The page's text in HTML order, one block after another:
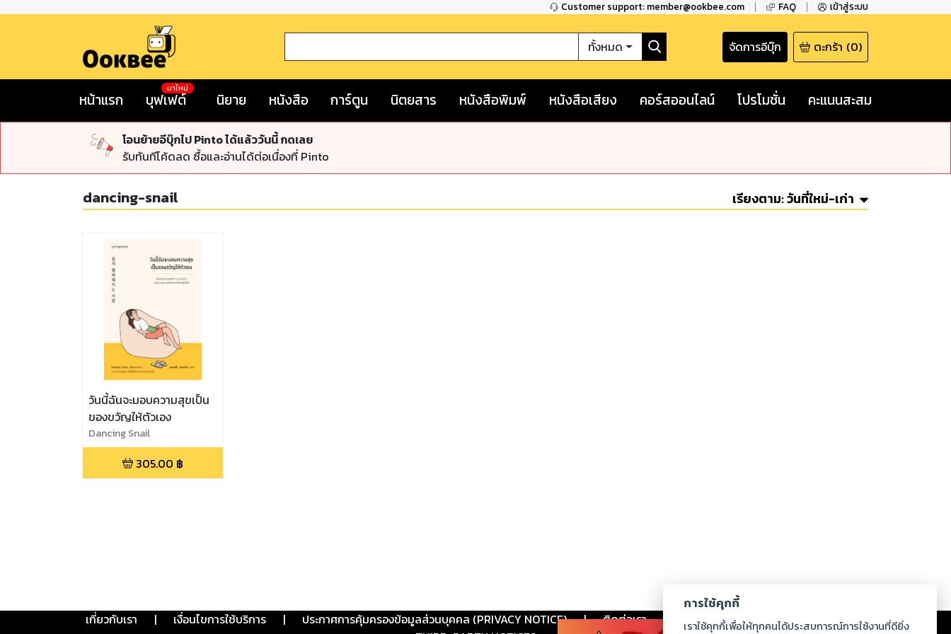
Customer support: member@ookbee.com FAQ เข้าสู่ระบบ
ทั้งหมด จัดการอีบุ๊ก ตะกร้า (0)
หน้าแรก บุฟเฟต์
มาใหม่
นิยาย หนังสือ การ์ตูน นิตยสาร หนังสือพิมพ์ หนังสือเสียง คอร์สออนไลน์ โปรโมชั่น คะแนนสะสม
โอนย้ายอีบุ๊กไป Pinto ได้แล้ววันนี้ กดเลย
รับทันทีโค้ดลด ซื้อและอ่านได้ต่อเนื่องที่ Pinto
dancing-snail เรียงตาม:วันที่ใหม่-เก่า
วันนี้ฉันจะมอบความสุขเป็น
ของขวัญให้ตัวเอง
Dancing Snail
305.00 ฿
เกี่ยวกับเรา | เงื่อนไขการใช้บริการ | ประกาศการคุ้มครองข้อมูลส่วนบุคคล (PRIVACY NOTICE) | ติดต่อเรา ร่วมงานกับเรา ดาวน์โหลด
การใช้คุกกี้
เราใช้คุกกี้เพื่อให้ทุกคนได้ประสบการณ์การใช้งานที่ดียิ่ง